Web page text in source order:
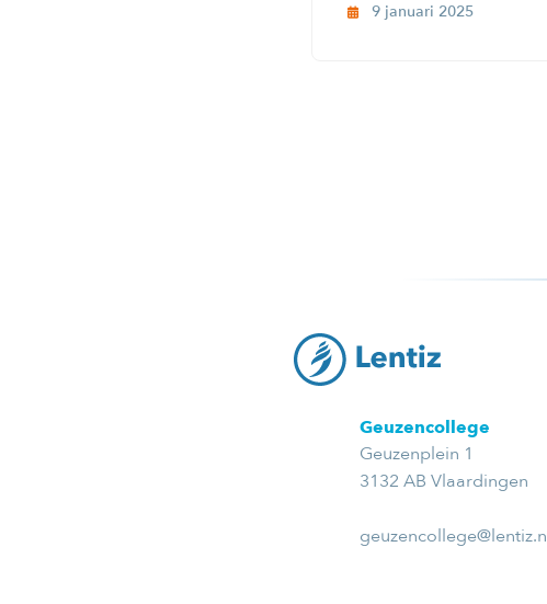
9 januari 2025
Geuzencollege
Geuzenplein 1
3132 AB Vlaardingen